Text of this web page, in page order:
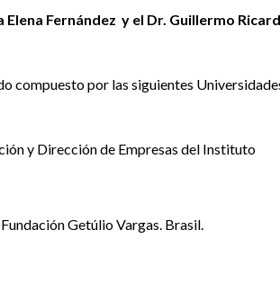
Fernández y el Dr. Guillermo
compuesto por las siguientes
y Dirección de Empresas del Instituto
Getúlio Vargas. Brasil.